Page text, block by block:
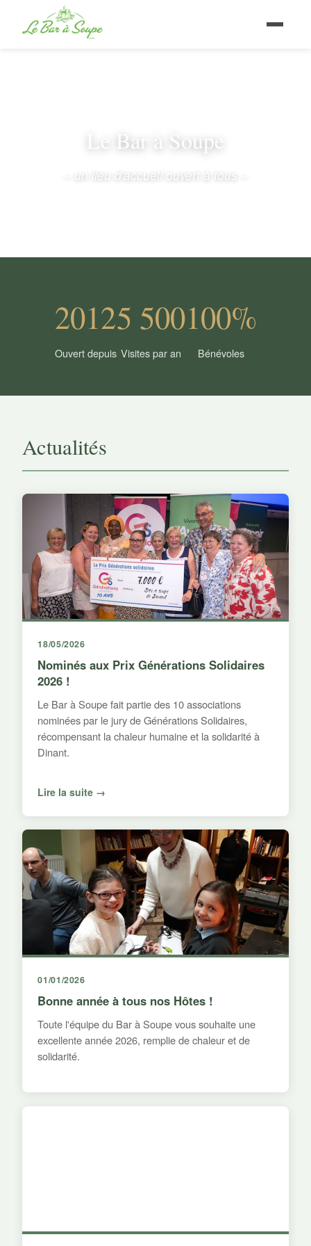
Le Bar à Soupe
– un lieu d'accueil ouvert à tous –
2012
Ouvert depuis
5 500
Visites par an
100%
Bénévoles
Actualités
18/05/2026
Nominés aux Prix Générations Solidaires
2026 !
Le Bar à Soupe fait partie des 10 associations
nominées par le jury de Générations Solidaires,
récompensant la chaleur humaine et la solidarité à
Dinant.
Lire la suite →
01/01/2026
Bonne année à tous nos Hôtes !
Toute l'équipe du Bar à Soupe vous souhaite une
excellente année 2026, remplie de chaleur et de
solidarité.